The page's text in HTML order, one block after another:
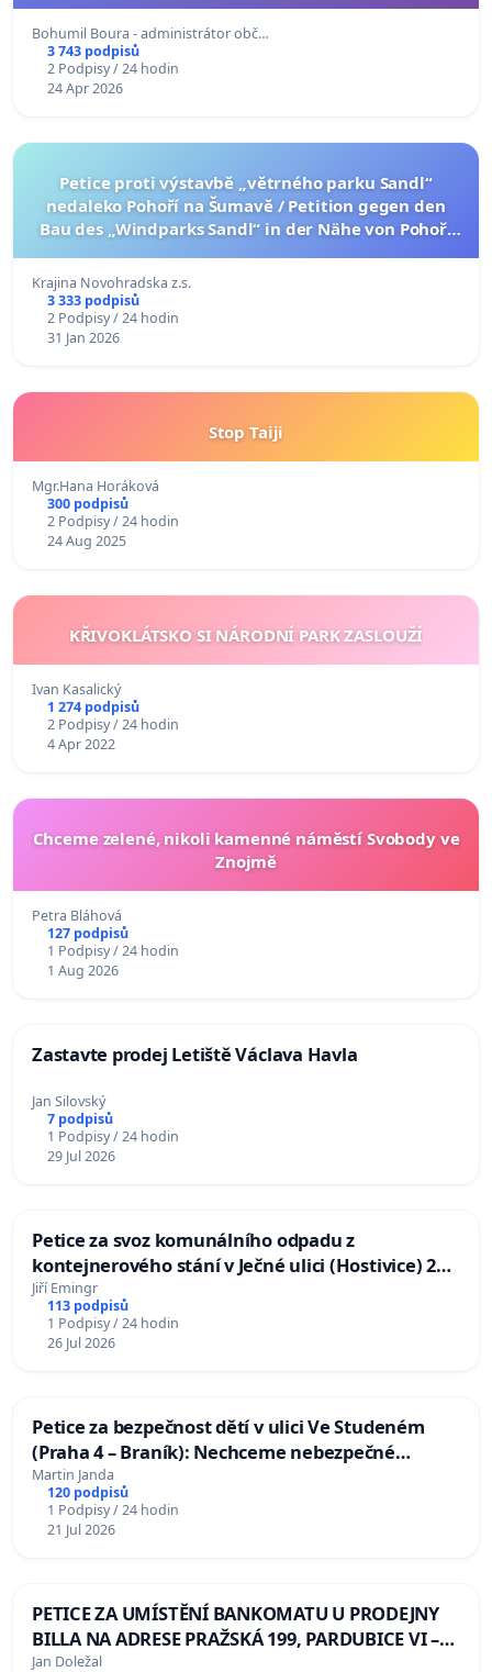
Bohumil Boura - administrátor obč…
3 743 podpisů
2 Podpisy / 24 hodin
24 Apr 2026
Petice proti výstavbě „větrného parku Sandl“
nedaleko Pohoří na Šumavě / Petition gegen den
Bau des „Windparks Sandl“ in der Nähe von Pohoří
Krajina Novohradska z.s.
3 333 podpisů
2 Podpisy / 24 hodin
31 Jan 2026
Stop Taiji
Mgr.Hana Horáková
300 podpisů
2 Podpisy / 24 hodin
24 Aug 2025
KŘIVOKLÁTSKO SI NÁRODNÍ PARK ZASLOUŽÍ
Ivan Kasalický
1 274 podpisů
2 Podpisy / 24 hodin
4 Apr 2022
Chceme zelené, nikoli kamenné náměstí Svobody ve
Znojmě
Petra Bláhová
127 podpisů
1 Podpisy / 24 hodin
1 Aug 2026
Zastavte prodej Letiště Václava Havla
Jan Silovský
7 podpisů
1 Podpisy / 24 hodin
29 Jul 2026
Petice za svoz komunálního odpadu z
kontejnerového stání v Ječné ulici (Hostivice) 2x
týdně a za spolupráci města Hostivice při řešení
odpadového hospodářství na sídlišti Hostivice-Jih
Jiří Emingr
113 podpisů
1 Podpisy / 24 hodin
26 Jul 2026
Petice za bezpečnost dětí v ulici Ve Studeném
(Praha 4 – Braník): Nechceme nebezpečné
sloupky a tyče v křižovatce!
Martin Janda
120 podpisů
1 Podpisy / 24 hodin
21 Jul 2026
PETICE ZA UMÍSTĚNÍ BANKOMATU U PRODEJNY
BILLA NA ADRESE PRAŽSKÁ 199, PARDUBICE VI –
POPKOVICE
Jan Doležal